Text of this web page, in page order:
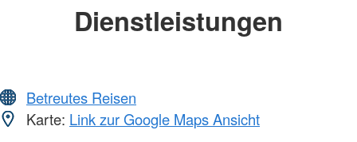
Dienstleistungen
Betreutes Reisen
Karte: Link zur Google Maps Ansicht